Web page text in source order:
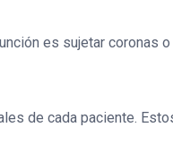
es sujetar coronas
de cada paciente.